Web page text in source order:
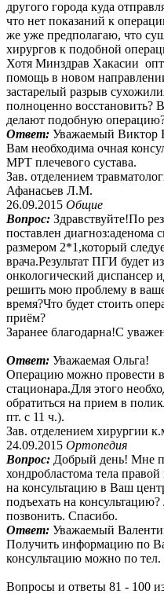
другого города куда
что нет показаний к
же уже предполагаю, что
хирургов к подобной
Хотя Минздрав Хакасии
помощь в новом
застарелый разрыв
полноценно восстановить?
делают подобную
Ответ: Уважаемый Виктор
Вам необходима очная
МРТ плечевого сустава.
Зав. отделением
Афанасьев Л.М.
26.09.2015 Общие
Вопрос: Здравствуйте!По
поставлен
размером 2*1,который
врача.Результат ПГИ будет
онкологический диспансер
решить мою проблему в
время?Что будет стоить
приём?
Заранее благодарна!С
Ответ: Уважаемая Ольга!
Операцию можно провести
стационара.Для этого
обратиться на прием в
пт. с 11 ч.).
Зав. отделением хирургии
24.09.2015 Ортопедия
Вопрос: Добрый день! Мне
хондробластома тела
на консультацию в Ваш
подъехать на
позвонить. Спасибо.
Ответ: Уважаемый
Получить информацию по
консультацию можно по тел.
Вопросы и ответы 81 - 100